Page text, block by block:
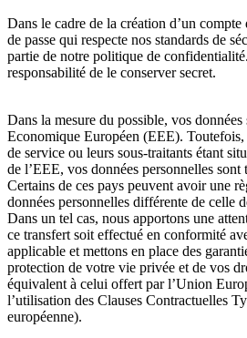
Dans le cadre de la création d’un
de passe qui respecte nos standards de
partie de notre politique de
responsabilité de le conserver secret.
Dans la mesure du possible, vos données
Economique Européen (EEE). Toutefois,
de service ou leurs sous-traitants étant
de l’EEE, vos données personnelles sont
Certains de ces pays peuvent avoir une
données personnelles différente de celle
Dans un tel cas, nous apportons une
ce transfert soit effectué en conformité
applicable et mettons en place des
protection de votre vie privée et de vos
équivalent à celui offert par l’Union
l’utilisation des Clauses Contractuelles
européenne).